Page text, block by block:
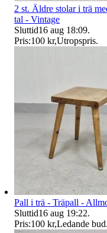
2 st. Äldre stolar i trä
tal - Vintage
Sluttid16 aug 18:09.
Pris:100 kr,Utropspris.
Pall i trä - Träpall -
Sluttid16 aug 19:22.
Pris:100 kr,Ledande bud.